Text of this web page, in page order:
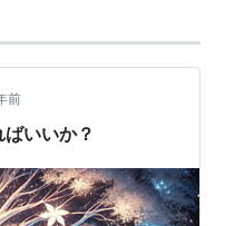
前
いいか？